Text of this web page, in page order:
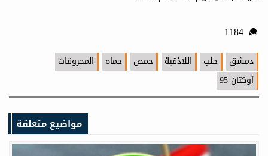
دمشق حلب اللاذقية حمص حماه
المحروقات
أوكتان 95
مواضيع متعلقة